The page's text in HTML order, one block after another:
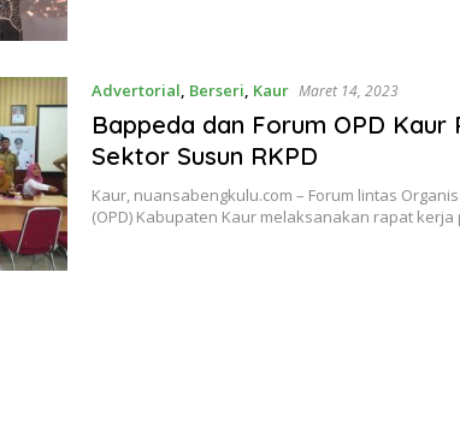
Advertorial, Berseri, Kaur Maret 14, 2023
Bappeda dan Forum OPD Kaur
Sektor Susun RKPD
Kaur, nuansabengkulu.com – Forum lintas
(OPD) Kabupaten Kaur melaksanakan rapat